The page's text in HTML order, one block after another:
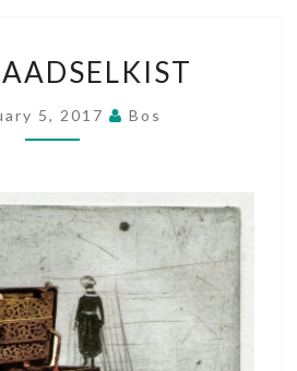
E
R
A
S
E
K
I
S
T
5, 2017 Bos